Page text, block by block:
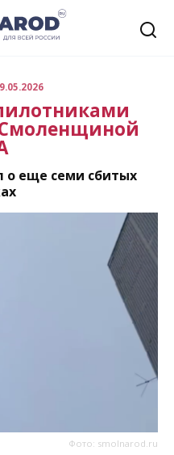
Смоленщиной
о еще семи сбитых
Фото: smolnarod.ru